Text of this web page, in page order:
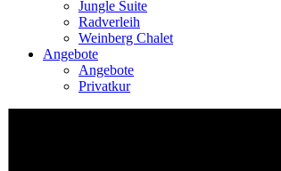
Jungle Suite
Radverleih
Weinberg Chalet
Angebote
Angebote
Privatkur